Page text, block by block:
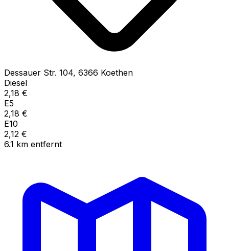
Dessauer Str. 104, 6366 Koethen
Diesel
2,18 €
E5
2,18 €
E10
2,12 €
6.1 km entfernt